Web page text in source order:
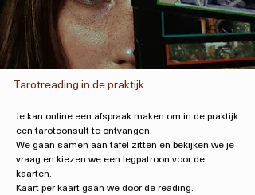
Tarotreading in de praktijk
Je kan online een afspraak maken om in de praktijk
een tarotconsult te ontvangen.
We gaan samen aan tafel zitten en bekijken we je
vraag en kiezen we een legpatroon voor de
kaarten.
Kaart per kaart gaan we door de reading.